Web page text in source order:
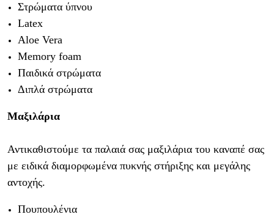
Στρώματα ύπνου
Latex
Aloe Vera
Memory foam
Παιδικά στρώματα
Διπλά στρώματα
Μαξιλάρια
Αντικαθιστούμε τα παλαιά σας μαξιλάρια του καναπέ σας
με ειδικά διαμορφωμένα πυκνής στήριξης και μεγάλης
αντοχής.
Πουπουλένια